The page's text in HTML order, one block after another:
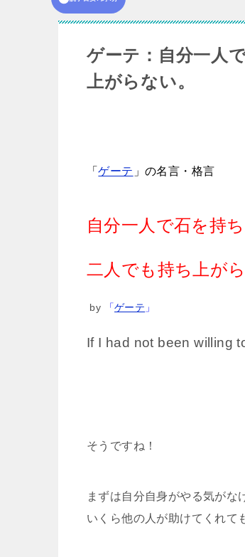
ゲーテ：自分一人
上がらない。
「ゲーテ 」の名言・格言
自分一人で石を持
二人でも持ち上がら
by 「ゲーテ 」
If I had not been willing
そうですね！
まずは自分自身がやる気がな
いくら他の人が助けてくれて